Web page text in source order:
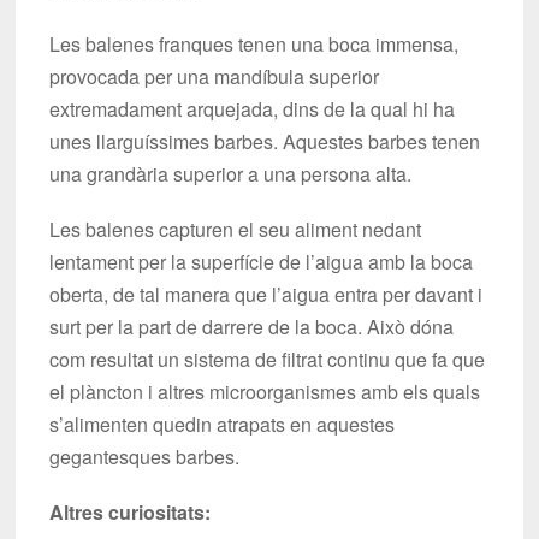
Les balenes franques tenen una boca immensa,
provocada per una mandíbula superior
extremadament arquejada, dins de la qual hi ha
unes llarguíssimes barbes. Aquestes barbes tenen
una grandària superior a una persona alta.
Les balenes capturen el seu aliment nedant
lentament per la superfície de l’aigua amb la boca
oberta, de tal manera que l’aigua entra per davant i
surt per la part de darrere de la boca. Això dóna
com resultat un sistema de filtrat continu que fa que
el plàncton i altres microorganismes amb els quals
s’alimenten quedin atrapats en aquestes
gegantesques barbes.
Altres curiositats: